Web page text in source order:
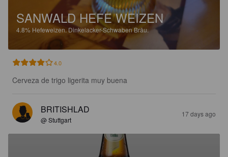
SANWALD HEFE WEIZEN
4.8% Hefeweizen.Dinkelacker-Schwaben Bräu.
4.0
Cerveza de trigo ligerita muy buena
BRITISHLAD
@ Stuttgart
17 days ago